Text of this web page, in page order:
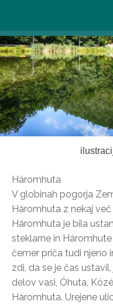
Háromhuta
V globinah pogorja
Háromhuta z nekaj
Háromhuta je bila
steklarne in
čemer priča tudi njeno
zdi, da se je čas
delov vasi, Óhuta,
Háromhuta. Urejene